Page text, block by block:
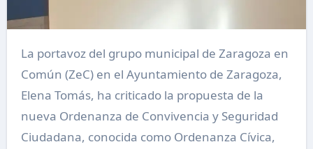
La portavoz del grupo municipal de Zaragoza en
Común (ZeC) en el Ayuntamiento de Zaragoza,
Elena Tomás, ha criticado la propuesta de la
nueva Ordenanza de Convivencia y Seguridad
Ciudadana, conocida como Ordenanza Cívica,